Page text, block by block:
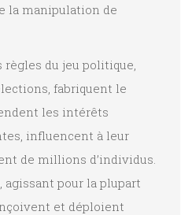
la manipulation de
du jeu politique,
fabriquent le
les intérêts
influencent à leur
de millions d’individus.
agissant pour la plupart
et déploient